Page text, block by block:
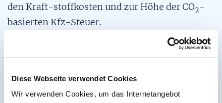
Diese Webseite verwendet Cookies
Wir verwenden Cookies, um das Internetangebot
den Kraft-stoffkosten und zur Höhe der CO2-
basierten Kfz-Steuer.
www.pkw-
label.deist eine Initiative der dena und wird